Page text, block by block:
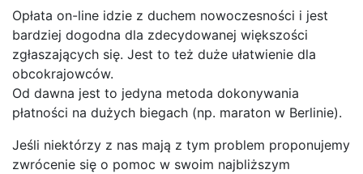
Opłata on-line idzie z duchem nowoczesności i jest
bardziej dogodna dla zdecydowanej większości
zgłaszających się. Jest to też duże ułatwienie dla
obcokrajowców.
Od dawna jest to jedyna metoda dokonywania
płatności na dużych biegach (np. maraton w Berlinie).
Jeśli niektórzy z nas mają z tym problem proponujemy
zwrócenie się o pomoc w swoim najbliższym